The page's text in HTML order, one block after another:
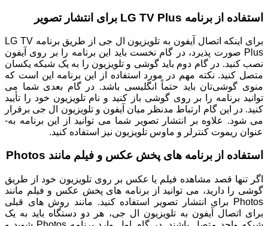
استفاده از برنامه LG TV Plus برای انتشار تصویر
برای اینکه اتصال آیفون به تلویزیون ال جی از طریق برنامه LG TV
Plus صورت پذیرد، در گام نخست باید این برنامه را بر روی آیفون
نصب کنید. در گام دوم باید گوشی و تلویزیون را به یک شبکه یکسان
متصل کنید. نکته مهم در مورد استفاده از این برنامه این است که
منوی گوشی‌تان باید حتماً انگلیسی باشد. در گام بعدی شما می
توانید برنامه را بر روی گوشی باز کنید و نام تلویزیون خود را تأیید
کنید. در این گام ارتباط مدنظر میان آیفون و تلویزیون ال جی برقرار
می شود. علاوه بر انتشار تصویر شما می توانید از این برنامه به-
عنوان ریموت کنترلر و ماوس تلویزیون نیز استفاده کنید.
استفاده از برنامه های پخش عکس و فیلم مانند Photos
اگر تنها قصد مشاهده فیلم یا عکس بر روی تلویزیون خود از طریق
گوشی را دارید، می توانید از برنامه های پخش عکس و فیلم مانند
Photos برای انتشار تصویر استفاده کنید. مانند روش های قبلی
برای اتصال آیفون به تلویزیون ال جی، هر دو دستگاه باید به یک